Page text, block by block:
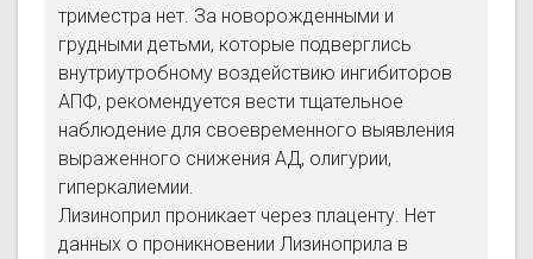
триместра нет. За новорожденными и
грудными детьми, которые подверглись
внутриутробному воздействию ингибиторов
АПФ, рекомендуется вести тщательное
наблюдение для своевременного выявления
выраженного снижения АД, олигурии,
гиперкалиемии.
Лизиноприл проникает через плаценту. Нет
данных о проникновении Лизиноприла в